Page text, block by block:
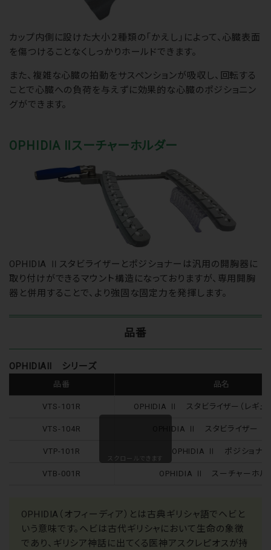
カップ内側に設けた大小２種類の「かえし」によって、心臓表面
を傷つけることなくしっかりホールドできます。
また、複雑な心臓の拍動をサスペンションが吸収し、回転する
ことで心臓への負荷を与えずに効果的な心臓のポジショニン
グができます。
OPHIDIA Ⅱスーチャーホルダー
OPHIDIA Ⅱスタビライザーとポジショナーは汎用の開胸器に
取り付けができるマウント構造になっておりますが、専用開胸
器と併用することで、より強固な固定力を発揮します。
品番
OPHIDIAⅡ シリーズ
品番 品名
VTS-101R OPHIDIA Ⅱ スタビライザー（レギュ
VTS-104R OPHIDIA Ⅱ スタビライザー
VTP-101R OPHIDIA Ⅱ ポジショナ
VTB-001R OPHIDIA Ⅱ スーチャーホル
スクロールできます
OPHIDIA（オフィーディア）とは古典ギリシャ語でヘビと
いう意味です。ヘビは古代ギリシャにおいて生命の象徴
であり、ギリシア神話に出てくる医神アスクレピオスが持